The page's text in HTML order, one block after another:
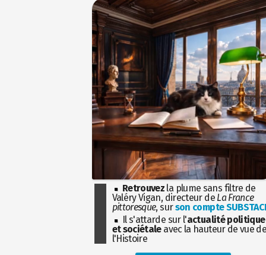
Retrouvez la plume sans filtre de
Valéry Vigan, directeur de La France
pittoresque, surson compte
Il s'attarde sur l'actualité politique
et sociétaleavec la hauteur de vue
l'Histoire